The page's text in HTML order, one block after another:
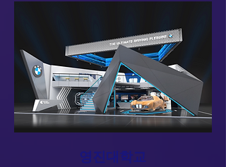
영진대학교